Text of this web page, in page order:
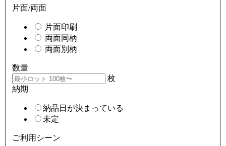
片面/両面
片面印刷
両面同柄
両面別柄
数量
枚
納期
納品日が決まっている
未定
ご利用シーン